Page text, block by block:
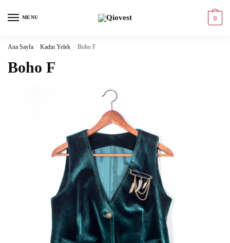
MENU 0
Ana Sayfa / Kadın Yelek / Boho F
Boho F